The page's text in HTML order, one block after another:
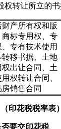
转让所立的书
财产所有权和版
商标专用权、专
、专有技术使用
转移书据、土地
权出让合同、土
权转让合同、
销售合同
（印花税税率表）
要交印花税